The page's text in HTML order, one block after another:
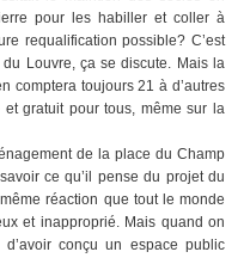
pour les habiller et coller à
requalification possible? C’est
Louvre, ça se discute. Mais la
comptera toujours 21 à d’autres
et gratuit pour tous, même sur la
de la place du Champ
ce qu’il pense du projet du
réaction que tout le monde
et inapproprié. Mais quand on
conçu un espace public